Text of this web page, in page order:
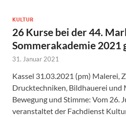
KULTUR
26 Kurse bei der 44.
Sommerakademie 2021
31. Januar 2021
Kassel 31.03.2021 (pm) Malerei,
Drucktechniken, Bildhauerei und
Bewegung und Stimme: Vom 26.
veranstaltet der Fachdienst